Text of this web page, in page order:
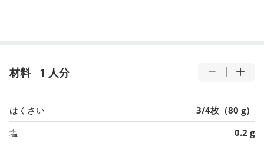
材料 1 人分
はくさい
3/4枚（80 g）
塩
0.2 g